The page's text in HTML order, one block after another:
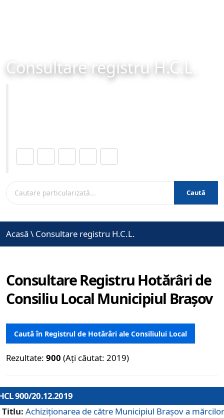
Consultare registru H.C.L.
Caută
Acasă \ Consultare registru H.C.L.
Consultare Registru Hotărâri de
Consiliu Local Municipiul Brașov
Caută în Registrul de Hotărâri ale Consiliului Local
Rezultate: 900 (Ați căutat: 2019)
900/20.12.2019
Titlu: Achiziționarea de către Municipiul Brașov a mărcilor